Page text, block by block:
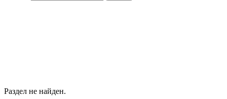
Раздел не найден.